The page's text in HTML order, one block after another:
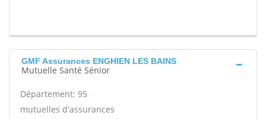
GMF Assurances ENGHIEN LES BAINS
Mutuelle Santé Sénior
Département: 95
mutuelles d'assurances